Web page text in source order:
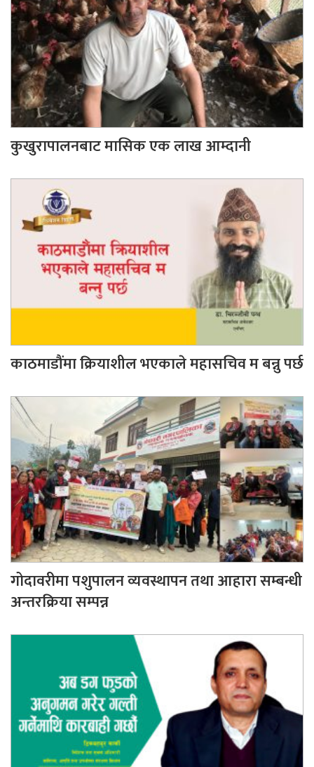
कुखुरापालनबाट मासिक एक लाख आम्दानी
काठमाडौंमा क्रियाशील भएकाले महासचिव म बन्नु पर्छ
गोदावरीमा पशुपालन व्यवस्थापन तथा आहारा सम्बन्धी
अन्तरक्रिया सम्पन्न